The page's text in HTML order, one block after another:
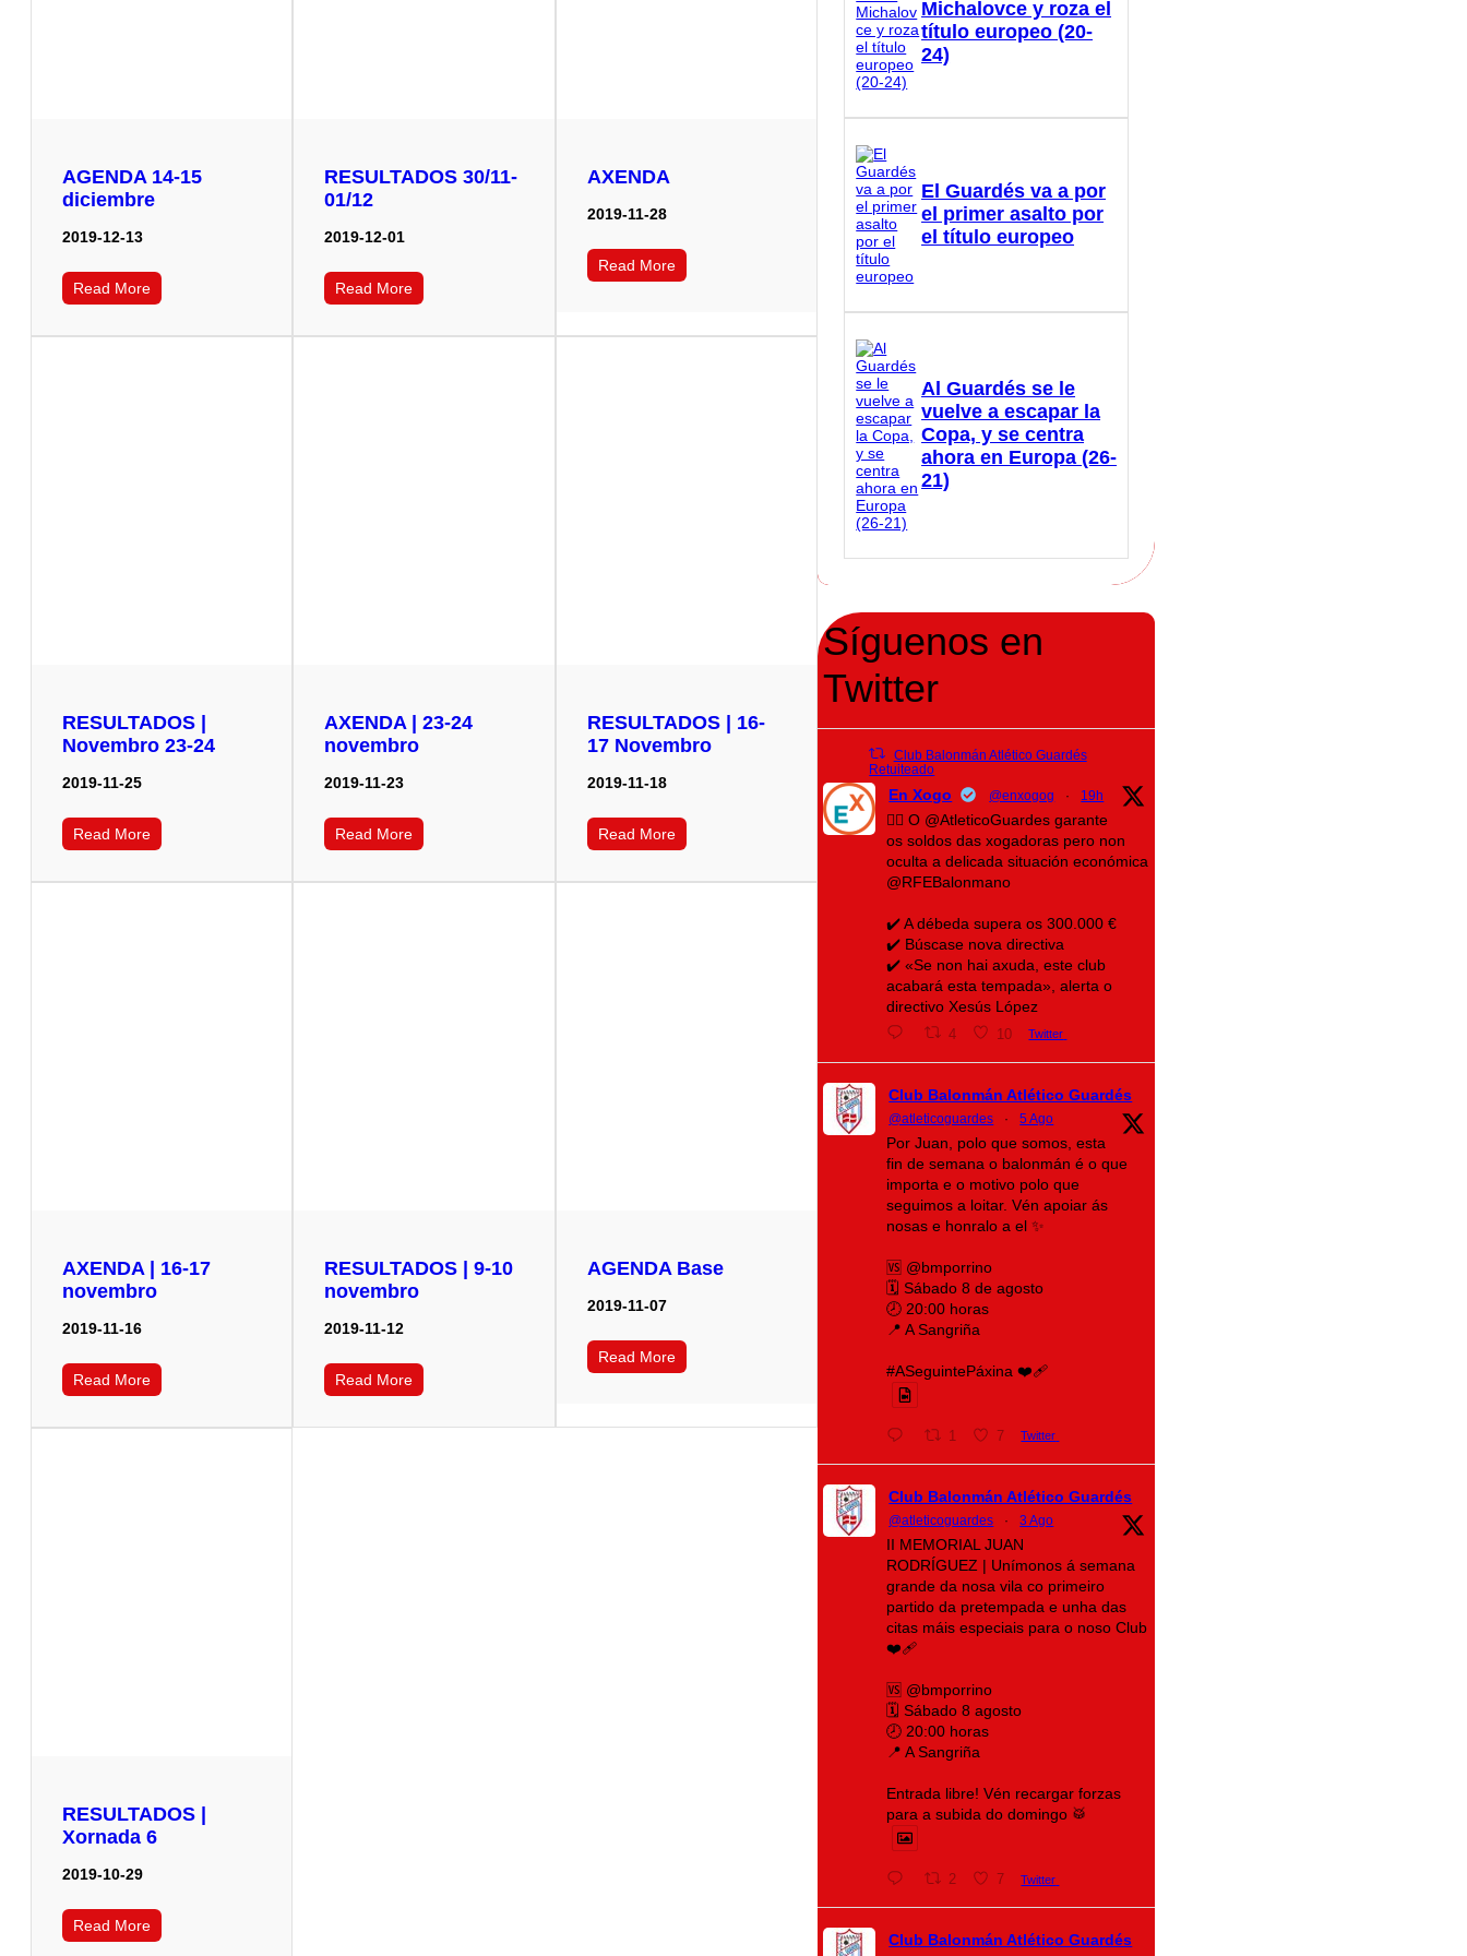
AGENDA 14-15
diciembre
2019-12-13
Read More
RESULTADOS 30/11-
01/12
2019-12-01
Read More
AXENDA
2019-11-28
Read More
RESULTADOS |
Novembro 23-24
2019-11-25
Read More
AXENDA | 23-24
novembro
2019-11-23
Read More
RESULTADOS | 16-
17 Novembro
2019-11-18
Read More
AXENDA | 16-17
novembro
2019-11-16
Read More
RESULTADOS | 9-10
novembro
2019-11-12
Read More
AGENDA Base
2019-11-07
Read More
RESULTADOS |
Xornada 6
2019-10-29
Read More
Michalovce y roza el
título europeo (20-
24)
El Guardés va a por
el primer asalto por
el título europeo
Al Guardés se le
vuelve a escapar la
Copa, y se centra
ahora en Europa (26-
21)
Síguenos en
Twitter
Club Balonmán Atlético Guardés
Retuiteado
En Xogo @enxogog · 19h
🤾‍♀️ O @AtleticoGuardes garante
os soldos das xogadoras pero non
oculta a delicada situación económica
@RFEBalonmano
✔️ A débeda supera os 300.000 €
✔️ Búscase nova directiva
✔️ «Se non hai axuda, este club
acabará esta tempada», alerta o
directivo Xesús López
4 10 Twitter
Club Balonmán Atlético Guardés
@atleticoguardes · 5 Ago
Por Juan, polo que somos, esta
fin de semana o balonmán é o que
importa e o motivo polo que
seguimos a loitar. Vén apoiar ás
nosas e honralo a el ✨
🆚 @bmporrino
🗓️ Sábado 8 de agosto
🕗 20:00 horas
📍 A Sangriña
#ASeguintePáxina ❤️‍🩹
1 7 Twitter
Club Balonmán Atlético Guardés
@atleticoguardes · 3 Ago
II MEMORIAL JUAN
RODRÍGUEZ | Unímonos á semana
grande da nosa vila co primeiro
partido da pretempada e unha das
citas máis especiais para o noso Club
❤️‍🩹
🆚 @bmporrino
🗓️ Sábado 8 agosto
🕗 20:00 horas
📍 A Sangriña
Entrada libre! Vén recargar forzas
para a subida do domingo 🥁
2 7 Twitter
Club Balonmán Atlético Guardés